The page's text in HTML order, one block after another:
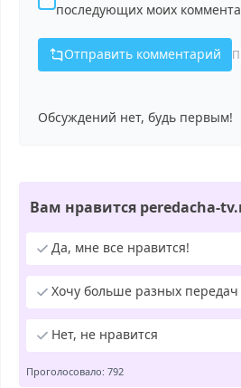
последующих моих
Отправить комментарий
Обсуждений нет, будь первым!
Вам нравится peredacha-
Да, мне все нравится!
Хочу больше разных передач
Нет, не нравится
Проголосовало: 792